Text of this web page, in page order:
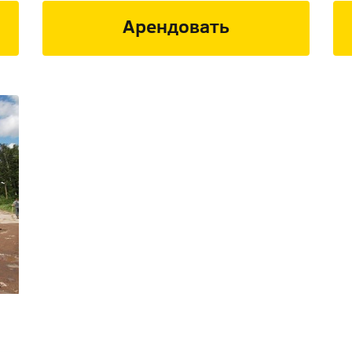
Арендовать